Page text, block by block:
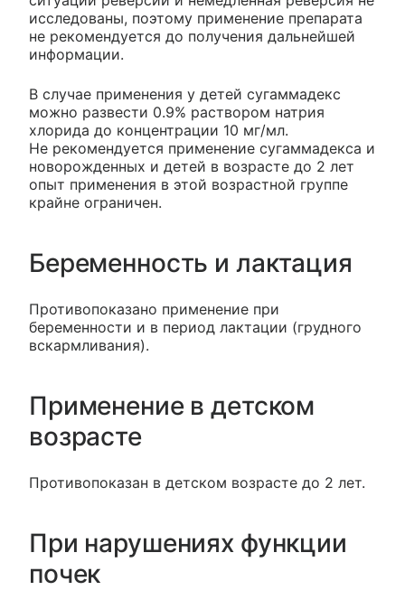
исследованы, поэтому применение препарата
не рекомендуется до получения дальнейшей
информации.
В случае применения у детей сугаммадекс
можно развести 0.9% раствором натрия
хлорида до концентрации 10 мг/мл.
Не рекомендуется применение сугаммадекса и
новорожденных и детей в возрасте до 2 лет
опыт применения в этой возрастной группе
крайне ограничен.
Беременность и лактация
Противопоказано применение при
беременности и в период лактации (грудного
вскармливания).
Применение в детском
возрасте
Противопоказан в детском возрасте до 2 лет.
При нарушениях функции
почек